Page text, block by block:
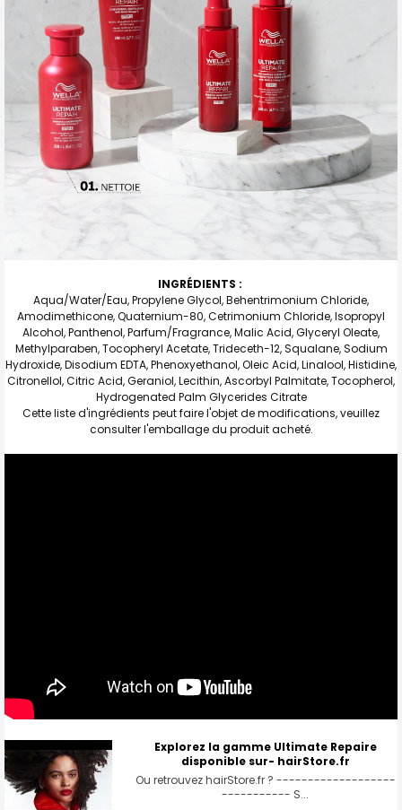
INGRÉDIENTS :
Aqua/Water/Eau, Propylene Glycol, Behentrimonium Chloride,
Amodimethicone, Quaternium-80, Cetrimonium Chloride, Isopropyl
Alcohol, Panthenol, Parfum/Fragrance, Malic Acid, Glyceryl Oleate,
Methylparaben, Tocopheryl Acetate, Trideceth-12, Squalane, Sodium
Hydroxide, Disodium EDTA, Phenoxyethanol, Oleic Acid, Linalool, Histidine,
Citronellol, Citric Acid, Geraniol, Lecithin, Ascorbyl Palmitate, Tocopherol,
Hydrogenated Palm Glycerides Citrate
Cette liste d'ingrédients peut faire l'objet de modifications, veuillez
consulter l'emballage du produit acheté.
Explorez la gamme Ultimate Repaire
disponible sur- hairStore.fr
Ou retrouvez hairStore.fr ? -------------------
----------- S...